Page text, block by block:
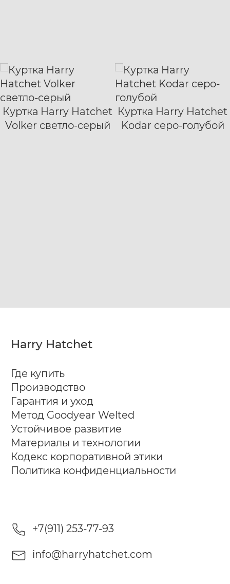
Куртка Harry Hatchet
Volker светло-серый
S M L
XL
XXL
Куртка Harry Hatchet
Kodar серо-голубой
XS S M
L
XL
XXL
+7(911) 253-77-93
info@harryhatchet.com
Harry Hatchet
Где купить
Производство
Гарантия и уход
Метод Goodyear Welted
Устойчивое развитие
Материалы и технологии
Кодекс корпоративной этики
Политика конфиденциальности